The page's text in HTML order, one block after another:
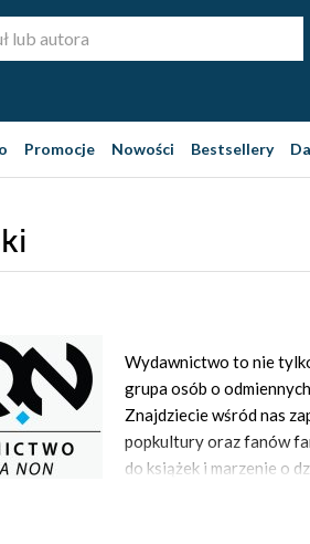
Promocje Nowości Bestsellery
Wydawnictwo to nie
grupa osób o
Znajdziecie wśród nas
popkultury oraz fanów
do książek i marzenie o
dzierży swoją własną